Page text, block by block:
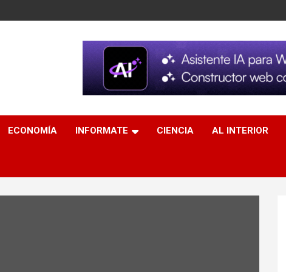
ECONOMÍA INFORMATE CIENCIA AL INTERIOR